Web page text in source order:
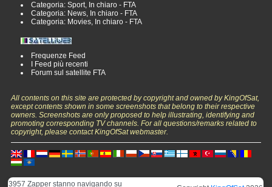
Categoria: Sport, In chiaro - FTA
Categoria: News, In chiaro - FTA
Categoria: Movies, In chiaro - FTA
Frequenze Feed
I Feed più recenti
Forum sul satellite FTA
All contents on this site are protected by copyright and owned by KingOfSat,
except contents shown in some screenshots that belong to their respective
owners. Screenshots are only proposed to help illustrating, identifying and
promoting corresponding TV channels. For all questions/remarks related to
copyright, please contact KingOfSat webmaster.
3957 Zapper stanno navigando su